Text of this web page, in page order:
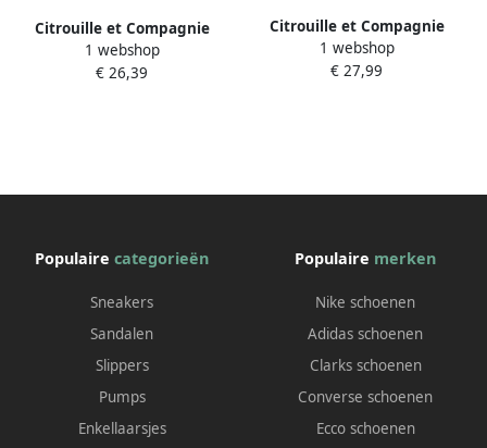
Citrouille et Compagnie
Ballerina's ALUNA
1 webshop
€ 26,39
Citrouille et Compagnie
Ballerina's ALUNA
1 webshop
€ 27,99
Populaire categorieën
Sneakers
Sandalen
Slippers
Pumps
Enkellaarsjes
Populaire merken
Nike schoenen
Adidas schoenen
Clarks schoenen
Converse schoenen
Ecco schoenen